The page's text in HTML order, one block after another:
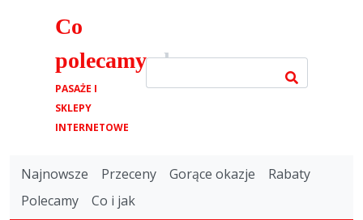
Co
polecamy.pl
PASAŻE I
SKLEPY
INTERNETOWE
Najnowsze Przeceny Gorące okazje
Rabaty
Polecamy
Co i jak